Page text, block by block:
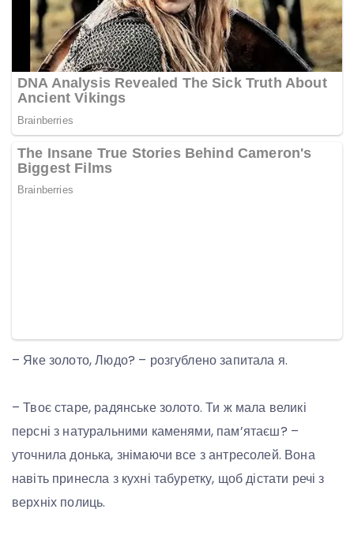
– Яке золото, Людо? – розгублено запитала я.
– Твоє старе, радянське золото. Ти ж мала великі
персні з натуральними каменями, пам’ятаєш? –
уточнила донька, знімаючи все з антресолей. Вона
навіть принесла з кухні табуретку, щоб дістати речі з
верхніх полиць.